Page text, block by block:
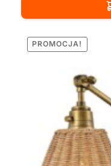
PROMOCJA!